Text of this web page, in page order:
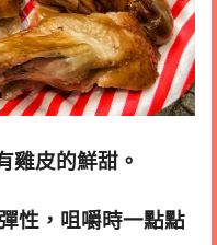
雞皮的鮮甜。
性，咀嚼時一點點